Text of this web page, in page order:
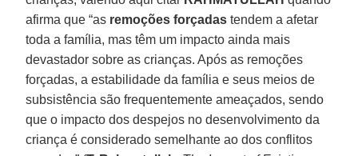
afirma que “as remoções forçadas tendem a afetar
toda a família, mas têm um impacto ainda mais
devastador sobre as crianças. Após as remoções
forçadas, a estabilidade da família e seus meios de
subsistência são frequentemente ameaçados, sendo
que o impacto dos despejos no desenvolvimento da
criança é considerado semelhante ao dos conflitos